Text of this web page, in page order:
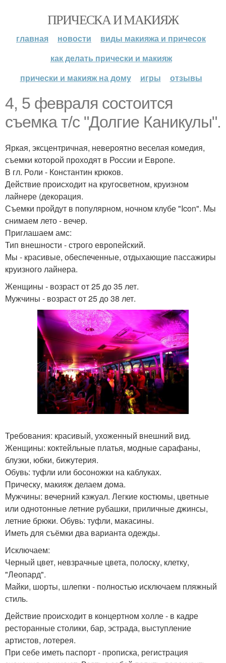
ПРИЧЕСКА И МАКИЯЖ
главная новости
виды макияжа и причесок
как делать прически и макияж
прически и макияж на дому
игры отзывы
4, 5 февраля состоится
съемка т/с "Долгие Каникулы".
Яркая, эксцентричная, невероятно веселая комедия,
съемки которой проходят в России и Европе.
В гл. Роли - Константин крюков.
Действие происходит на кругосветном, круизном
лайнере (декорация.
Съемки пройдут в популярном, ночном клубе "Icon". Мы
снимаем лето - вечер.
Приглашаем амс:
Тип внешности - строго европейский.
Мы - красивые, обеспеченные, отдыхающие пассажиры
круизного лайнера.
Женщины - возраст от 25 до 35 лет.
Мужчины - возраст от 25 до 38 лет.
Требования: красивый, ухоженный внешний вид.
Женщины: коктейльные платья, модные сарафаны,
блузки, юбки, бижутерия.
Обувь: туфли или босоножки на каблуках.
Прическу, макияж делаем дома.
Мужчины: вечерний кэжуал. Легкие костюмы, цветные
или однотонные летние рубашки, приличные джинсы,
летние брюки. Обувь: туфли, макасины.
Иметь для съёмки два варианта одежды.
Исключаем:
Черный цвет, невзрачные цвета, полоску, клетку,
"Леопард".
Майки, шорты, шлепки - полностью исключаем пляжный
стиль.
Действие происходит в концертном холле - в кадре
ресторанные столики, бар, эстрада, выступление
артистов, лотерея.
При себе иметь паспорт - прописка, регистрация